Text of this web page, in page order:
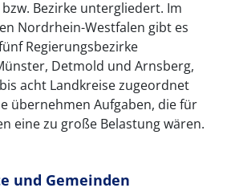
Bezirke untergliedert. Im
Nordrhein-Westfalen gibt es
Regierungsbezirke
Detmold und Arnsberg,
acht Landkreise zugeordnet
übernehmen Aufgaben, die für
eine zu große Belastung wären.
und Gemeinden